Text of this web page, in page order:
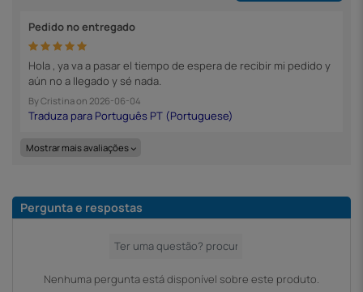
Pedido no entregado
Hola , ya va a pasar el tiempo de espera de recibir mi pedido y
aún no a llegado y sé nada.
ByCristinaon 2026-06-04
Mostrar mais avaliações
Pergunta e respostas
Nenhuma pergunta está disponível sobre este produto.